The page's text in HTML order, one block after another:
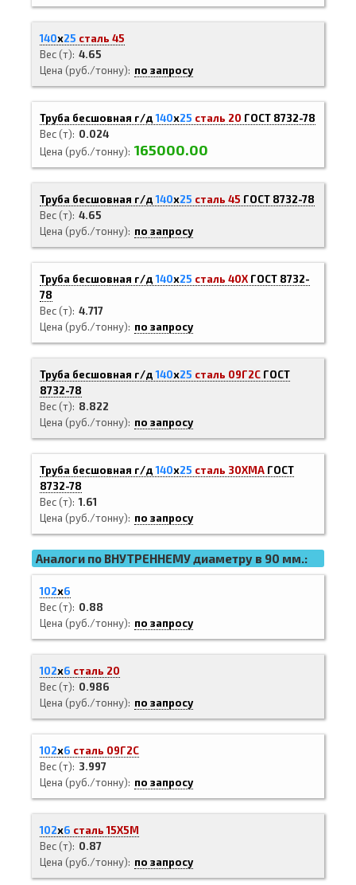
140х25 сталь 45
Вес (т) 4.65
Цена (руб./тонну)
по запросу
Труба бесшовная г/д140х25 сталь 20 ГОСТ 8732-78
Вес (т)
0.024
Цена (руб./тонну) 165000.00
Труба бесшовная г/д140х25 сталь 45 ГОСТ 8732-78
Вес (т) 4.65
Цена (руб./тонну)
по запросу
Труба бесшовная г/д140х25 сталь 40Х ГОСТ 8732-
78
Вес (т) 4.717
Цена (руб./тонну)
по запросу
Труба бесшовная г/д140х25 сталь 09Г2С ГОСТ
8732-78
Вес (т)
8.822
Цена (руб./тонну)
по запросу
Труба бесшовная г/д140х25 сталь 30ХМА ГОСТ
8732-78
Вес (т) 1.61
Цена (руб./тонну)
по запросу
Аналоги по ВНУТРЕННЕМУ диаметру в 90 мм.:
102х6
Вес (т)
0.88
Цена (руб./тонну)
по запросу
102х6 сталь 20
Вес (т)
0.986
Цена (руб./тонну)
по запросу
102х6 сталь 09Г2С
Вес (т)
3.997
Цена (руб./тонну)
по запросу
102х6 сталь 15Х5М
Вес (т)
0.87
Цена (руб./тонну)
по запросу